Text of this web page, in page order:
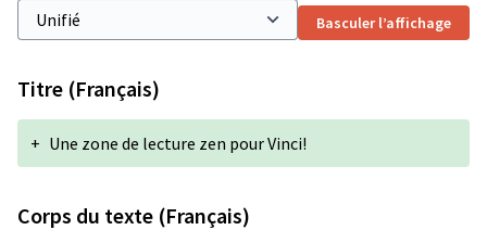
Basculer l’affichage
Titre (Français)
+ Une zone de lecture zen pour Vinci!
Corps du texte (Français)